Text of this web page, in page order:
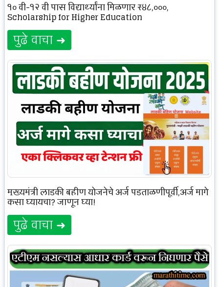
१० वी-१२ वी पास विद्यार्थ्यांना मिळणार ₹४८,०००,
Scholarship for Higher Education
पुढे वाचा ➜
मुख्यमंत्री लाडकी बहीण योजनेचे अर्ज पडताळणीपूर्वी,अर्ज मागे
कसा घ्यायचा? जाणून घ्या!
पुढे वाचा ➜